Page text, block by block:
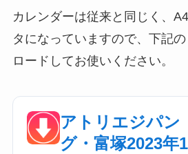
カレンダーは従来と同じく、
タになっていますので、下記
ロードしてお使いください。
アトリエジパン
グ・富塚2023年